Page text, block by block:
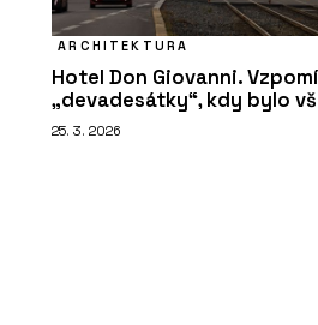
ARCHITEKTURA
Hotel Don Giovanni.
„devadesátky“, kdy bylo
25. 3. 2026